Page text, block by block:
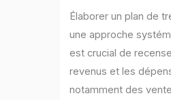
Élaborer un plan de
une approche
est crucial de
revenus et les
notamment des